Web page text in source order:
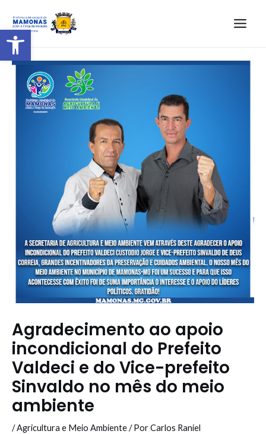
Barra de Ferramentas Aberta
Agradecimento ao apoio
incondicional do Prefeito
Valdeci e do Vice-prefeito
Sinvaldo no mês do meio
ambiente
/Agricultura e Meio Ambiente/ PorCarlos Raniel